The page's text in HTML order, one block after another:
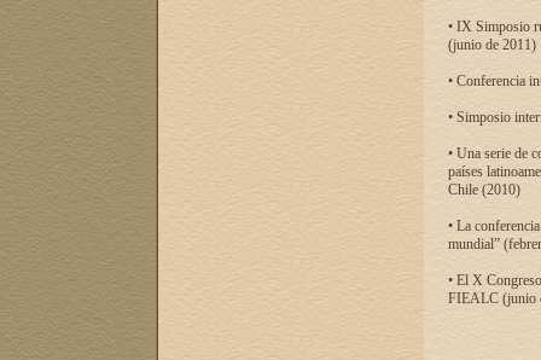
• IX Simposio
(junio de 2011)
• Conferencia
• Simposio
• Una serie de
países
Chile (2010)
• La
mundial”
• El X
FIEALC (junio